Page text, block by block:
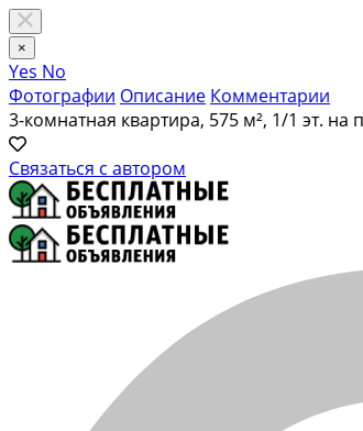
×
Yes No
Фотографии Описание Комментарии
3-комнатная квартира, 575 м², 1/1 эт.
Связаться с автором